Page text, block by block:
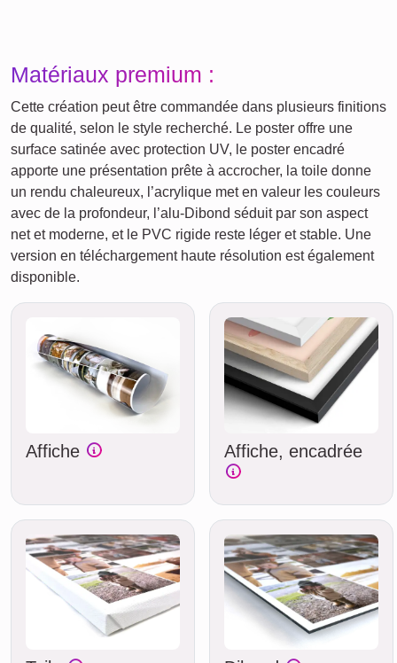
Matériaux premium :
Cette création peut être commandée dans plusieurs finitions
de qualité, selon le style recherché. Le poster offre une
surface satinée avec protection UV, le poster encadré
apporte une présentation prête à accrocher, la toile donne
un rendu chaleureux, l’acrylique met en valeur les couleurs
avec de la profondeur, l’alu-Dibond séduit par son aspect
net et moderne, et le PVC rigide reste léger et stable. Une
version en téléchargement haute résolution est également
disponible.
Affiche Affiche, encadrée